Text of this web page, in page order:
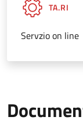
TA.RI
Servzio on line